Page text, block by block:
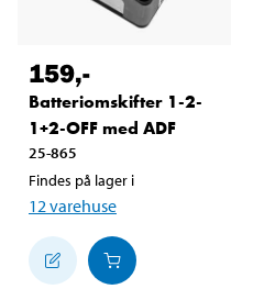
159,-
Batteriomskifter 1-2-
1+2-OFF med ADF
25-865
Findes på lager i
12 varehuse